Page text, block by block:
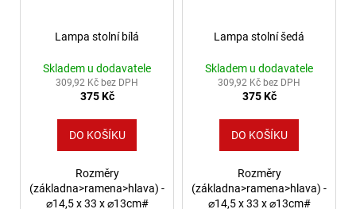
Lampa stolní bílá
Skladem u dodavatele
309,92 Kč bez DPH
375 Kč
DO KOŠÍKU
Rozměry
(základna>ramena>hlava) -
⌀14,5 x 33 x ⌀13cm#
Lampa stolní šedá
Skladem u dodavatele
309,92 Kč bez DPH
375 Kč
DO KOŠÍKU
Rozměry
(základna>ramena>hlava) -
⌀14,5 x 33 x ⌀13cm#